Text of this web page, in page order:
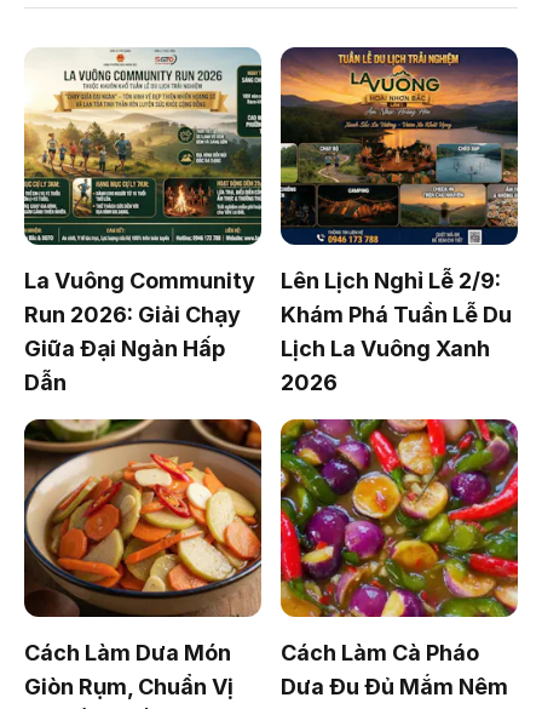
La Vuông Community
Run 2026: Giải Chạy
Giữa Đại Ngàn Hấp
Dẫn
Lên Lịch Nghỉ Lễ 2/9:
Khám Phá Tuần Lễ Du
Lịch La Vuông Xanh
2026
Cách Làm Dưa Món
Giòn Rụm, Chuẩn Vị
Cách Làm Cà Pháo
Dưa Đu Đủ Mắm Nêm